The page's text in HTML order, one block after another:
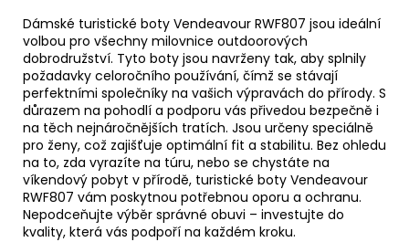
Dámské turistické boty Vendeavour RWF807 jsou ideální
volbou pro všechny milovnice outdoorových
dobrodružství. Tyto boty jsou navrženy tak, aby splnily
požadavky celoročního používání, čímž se stávají
perfektními společníky na vašich výpravách do přírody. S
důrazem na pohodlí a podporu vás přivedou bezpečně i
na těch nejnáročnějších tratích. Jsou určeny speciálně
pro ženy, což zajišťuje optimální fit a stabilitu. Bez ohledu
na to, zda vyrazíte na túru, nebo se chystáte na
víkendový pobyt v přírodě, turistické boty Vendeavour
RWF807 vám poskytnou potřebnou oporu a ochranu.
Nepodceňujte výběr správné obuvi – investujte do
kvality, která vás podpoří na každém kroku.